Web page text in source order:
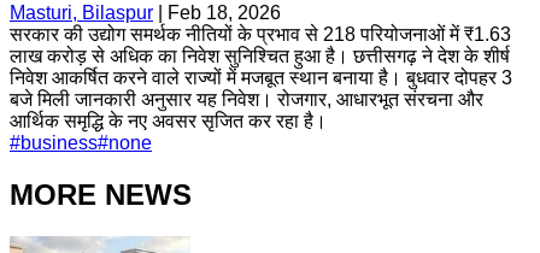
Masturi, Bilaspur
Feb 18, 2026
सरकार की उद्योग समर्थक नीतियों के प्रभाव से 218 परियोजनाओं में ₹1.63
लाख करोड़ से अधिक का निवेश सुनिश्चित हुआ है। छत्तीसगढ़ ने देश के शीर्ष
निवेश आकर्षित करने वाले राज्यों में मजबूत स्थान बनाया है। बुधवार दोपहर 3
बजे मिली जानकारी अनुसार यह निवेश। रोजगार, आधारभूत संरचना और
आर्थिक समृद्धि के नए अवसर सृजित कर रहा है।
#business#none
MORE NEWS